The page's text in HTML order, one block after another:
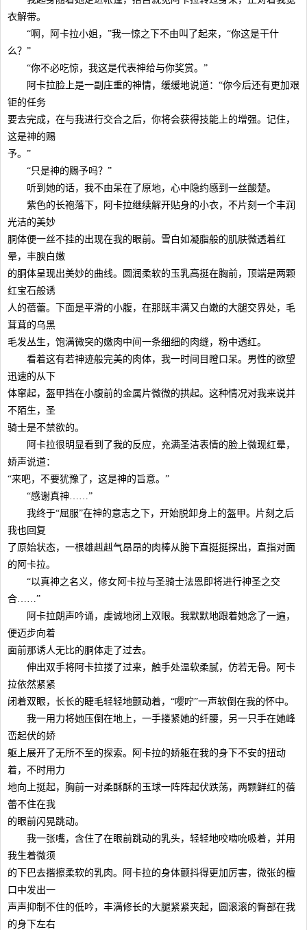
衣解带。
“啊，阿卡拉小姐，”我一惊之下不由叫了起来，“你这是干什
么？”
“你不必吃惊，我这是代表神给与你奖赏。”
阿卡拉脸上是一副庄重的神情，缓缓地说道：“你今后还有更加艰
钜的任务
要去完成，在与我进行交合之后，你将会获得技能上的增强。记住，
这是神的赐
予。”
“只是神的赐予吗？”
听到她的话，我不由呆在了原地，心中隐约感到一丝酸楚。
紫色的长袍落下，阿卡拉继续解开贴身的小衣，不片刻一个丰润
光洁的美妙
胴体便一丝不挂的出现在我的眼前。雪白如凝脂般的肌肤微透着红
晕，丰腴白嫩
的胴体呈现出美妙的曲线。圆润柔软的玉乳高挺在胸前，顶端是两颗
红宝石般诱
人的蓓蕾。下面是平滑的小腹，在那既丰满又白嫩的大腿交界处，毛
茸茸的乌黑
毛发丛生，饱满微突的嫩肉中间一条细细的肉缝，粉中透红。
看着这有若神迹般完美的肉体，我一时间目瞪口呆。男性的欲望
迅速的从下
体窜起，盔甲挡在小腹前的金属片微微的拱起。这种情况对我来说并
不陌生，圣
骑士是不禁欲的。
阿卡拉很明显看到了我的反应，充满圣洁表情的脸上微现红晕，
娇声说道：
“来吧，不要犹豫了，这是神的旨意。”
“感谢真神……”
我终于“屈服”在神的意志之下，开始脱卸身上的盔甲。片刻之后
我也回复
了原始状态，一根雄赳赳气昂昂的肉棒从胯下直挺挺探出，直指对面
的阿卡拉。
“以真神之名义，修女阿卡拉与圣骑士法恩即将进行神圣之交
合……”
阿卡拉朗声吟诵，虔诚地闭上双眼。我默默地跟着她念了一遍，
便迈步向着
面前那诱人无比的胴体走了过去。
伸出双手将阿卡拉搂了过来，触手处温软柔腻，仿若无骨。阿卡
拉依然紧紧
闭着双眼，长长的睫毛轻轻地颤动着，“嘤咛”一声软倒在我的怀中。
我一用力将她压倒在地上，一手搂紧她的纤腰，另一只手在她峰
峦起伏的娇
躯上展开了无所不至的探索。阿卡拉的娇躯在我的身下不安的扭动
着，不时用力
地向上挺起，胸前一对柔酥酥的玉球一阵阵起伏跌荡，两颗鲜红的蓓
蕾不住在我
的眼前闪晃跳动。
我一张嘴，含住了在眼前跳动的乳头，轻轻地咬啮吮吸着，并用
我生着微须
的下巴去揩擦柔软的乳肉。阿卡拉的身体颤抖得更加厉害，微张的檀
口中发出一
声声抑制不住的低吟，丰满修长的大腿紧紧夹起，圆滚滚的臀部在我
的身下左右